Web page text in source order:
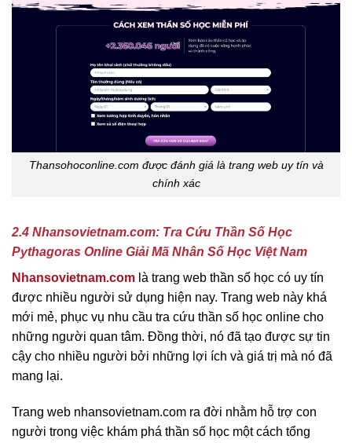
Thansohoconline.com được đánh giá là trang web uy tín và
chính xác
2.4 Nhansovietnam.com: Tra Cứu Thần Số Học
Pythagoras Online Giải Mã Nhân Số Học Việt Nam
Nhansovietnam.com là trang web thần số học có uy tín
được nhiều người sử dụng hiện nay. Trang web này khá
mới mẻ, phục vụ nhu cầu tra cứu thần số học online cho
những người quan tâm. Đồng thời, nó đã tạo được sự tin
cậy cho nhiều người bởi những lợi ích và giá trị mà nó đã
mang lại.
Trang web nhansovietnam.com ra đời nhằm hỗ trợ con
người trong việc khám phá thần số học một cách tổng